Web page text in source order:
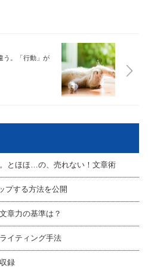
う。「行動」が
とほほ…の、売れない！文章術
プする方法を公開
章力の基準は？
イティング手法
録